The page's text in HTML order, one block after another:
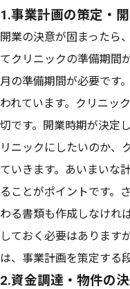
1.事業計画の策定・
開業の決意が固まったら
てクリニックの準備期間
月の準備期間が必要です
われています。クリニッ
切です。開業時期が決定
リニックにしたいのか、
ていきます。あいまいな
ることがポイントです。
わる書類も作成しなけれ
しておく必要はあります
は、事業計画を策定する
2.資金調達・物件の